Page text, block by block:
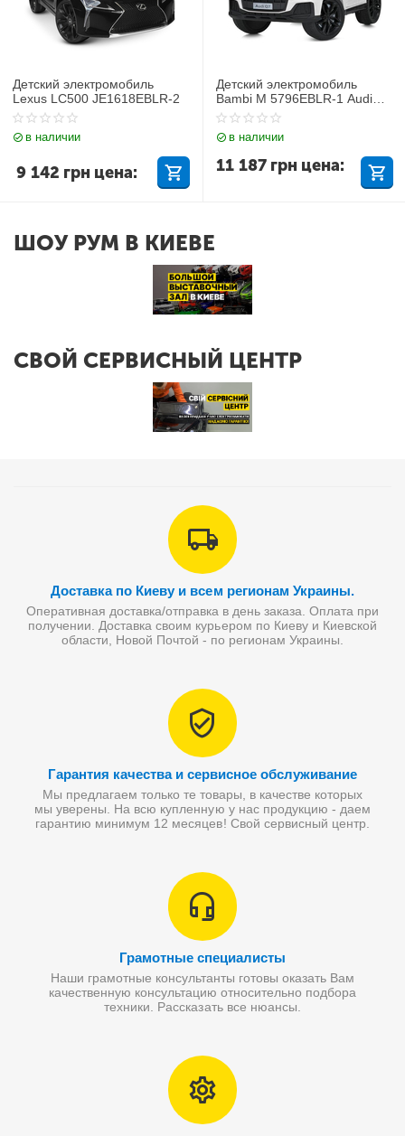
Детский электромобиль
Lexus LC500 JE1618EBLR-2
в наличии
9 142 грн цена:
Детский электромобиль
Bambi M 5796EBLR-1 Audi
Q7
в наличии
11 187 грн цена:
ШОУ РУМ В КИЕВЕ
СВОЙ СЕРВИСНЫЙ ЦЕНТР
Доставка по Киеву и всем регионам Украины.
Оперативная доставка/отправка в день заказа. Оплата при
получении. Доставка своим курьером по Киеву и Киевской
области, Новой Почтой - по регионам Украины.
Гарантия качества и сервисное обслуживание
Мы предлагаем только те товары, в качестве которых
мы уверены. На всю купленную у нас продукцию - даем
гарантию минимум 12 месяцев! Свой сервисный центр.
Грамотные специалисты
Наши грамотные консультанты готовы оказать Вам
качественную консультацию относительно подбора
техники. Рассказать все нюансы.